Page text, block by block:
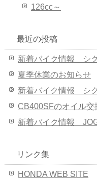
126cc～
最近の投稿
新着バイク情報 シ
夏季休業のお知らせ
新着バイク情報 シ
CB400SFのオイル交
新着バイク情報
リンク集
HONDA WEB SITE